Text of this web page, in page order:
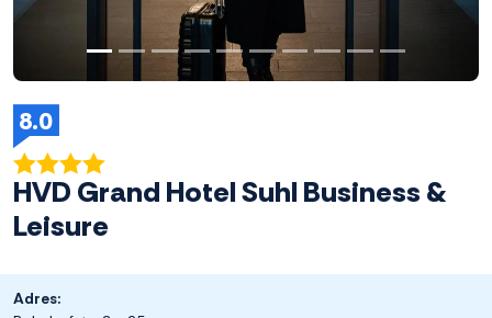
8.0
HVD Grand Hotel Suhl Business &
Leisure
Adres: